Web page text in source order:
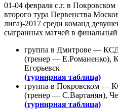
01-04 февраля с.г. в
второго тура Первенства
лига)-2017 среди команд
сыгранных матчей в
группа в Дмитрове —
(тренер — Е.Романенко),
Егорьевск
(турнирная таблица)
группа в Покровском
(тренер — С.Вартанян),
(турнирная таблица)